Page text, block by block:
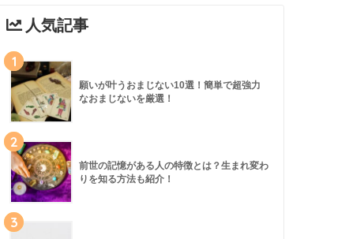
人気記事
1
願いが叶うおまじない10選！簡単で超強力
なおまじないを厳選！
2
前世の記憶がある人の特徴とは？生まれ変わ
りを知る方法も紹介！
3